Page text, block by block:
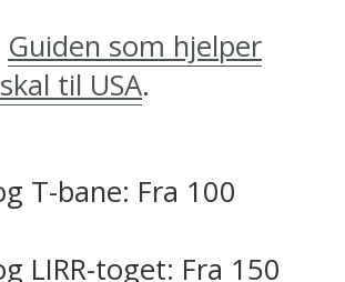
Guiden som hjelper
til USA.
T-bane: Fra 100
LIRR-toget: Fra 150